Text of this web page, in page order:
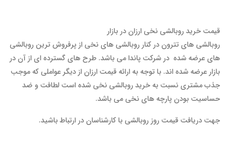
قیمت خرید روبالشی نخی ارزان در بازار
روبالشی های تترون در کنار روبالشی های نخی از پرفروش ترین روبالشی
های عرضه شده در شرکت پاندا می باشد. طرح های گسترده ای از آن در
بازار عرضه شده اند. با توجه به ارائه قیمت ارزان از دیگر عواملی که موجب
جذب مشتری نسبت به خرید روبالشی نخی شده است لطافت و ضد
حساسیت بودن پارچه های نخی می باشد.
جهت دریافت قیمت روز روبالشی با کارشناسان در ارتباط باشید.